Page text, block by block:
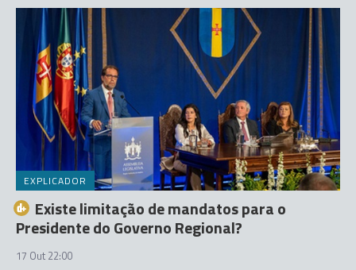
EXPLICADOR
Existe limitação de mandatos para o
Presidente do Governo Regional?
17 Out 22:00